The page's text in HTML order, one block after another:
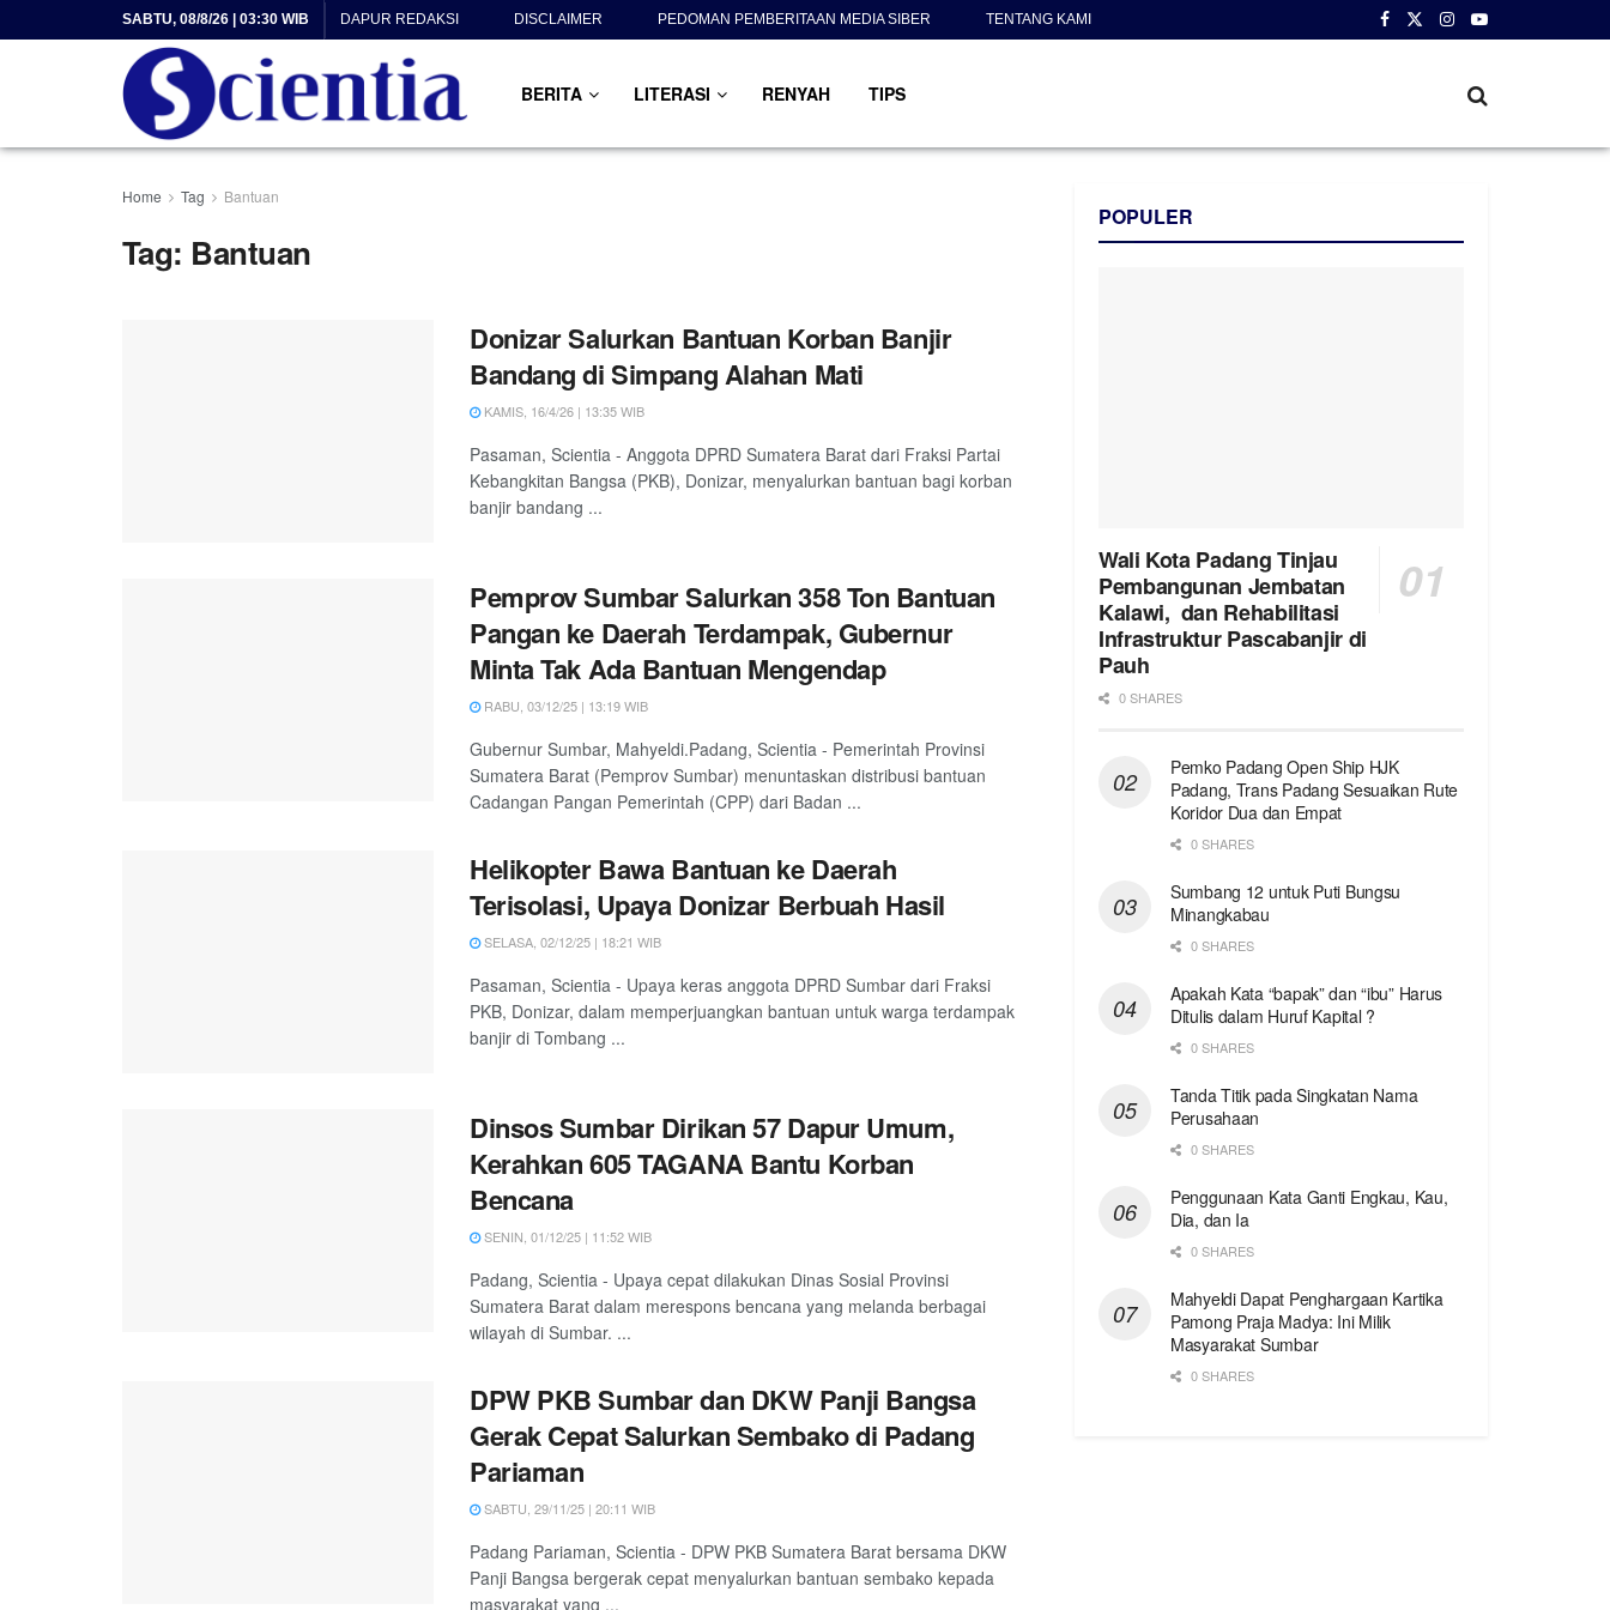
SABTU, 08/8/26 | 03:30 WIB DAPUR REDAKSI DISCLAIMER PEDOMAN PEMBERITAAN MEDIA SIBER TENTANG KAMI
BERITA LITERASI RENYAH TIPS
Home Tag Bantuan
Tag: Bantuan
Donizar Salurkan Bantuan Korban Banjir
Bandang di Simpang Alahan Mati
KAMIS, 16/4/26 | 13:35 WIB
Pasaman, Scientia - Anggota DPRD Sumatera Barat dari Fraksi Partai
Kebangkitan Bangsa (PKB), Donizar, menyalurkan bantuan bagi korban
banjir bandang ...
Pemprov Sumbar Salurkan 358 Ton Bantuan
Pangan ke Daerah Terdampak, Gubernur
Minta Tak Ada Bantuan Mengendap
RABU, 03/12/25 | 13:19 WIB
Gubernur Sumbar, Mahyeldi.Padang, Scientia - Pemerintah Provinsi
Sumatera Barat (Pemprov Sumbar) menuntaskan distribusi bantuan
Cadangan Pangan Pemerintah (CPP) dari Badan ...
Helikopter Bawa Bantuan ke Daerah
Terisolasi, Upaya Donizar Berbuah Hasil
SELASA, 02/12/25 | 18:21 WIB
Pasaman, Scientia - Upaya keras anggota DPRD Sumbar dari Fraksi
PKB, Donizar, dalam memperjuangkan bantuan untuk warga terdampak
banjir di Tombang ...
Dinsos Sumbar Dirikan 57 Dapur Umum,
Kerahkan 605 TAGANA Bantu Korban
Bencana
SENIN, 01/12/25 | 11:52 WIB
Padang, Scientia - Upaya cepat dilakukan Dinas Sosial Provinsi
Sumatera Barat dalam merespons bencana yang melanda berbagai
wilayah di Sumbar. ...
DPW PKB Sumbar dan DKW Panji Bangsa
Gerak Cepat Salurkan Sembako di Padang
Pariaman
SABTU, 29/11/25 | 20:11 WIB
Padang Pariaman, Scientia - DPW PKB Sumatera Barat bersama DKW
Panji Bangsa bergerak cepat menyalurkan bantuan sembako kepada
masyarakat yang ...
POPULER
Wali Kota Padang Tinjau
Pembangunan Jembatan
Kalawi, dan Rehabilitasi
Infrastruktur Pascabanjir di
Pauh
0 SHARES
Pemko Padang Open Ship HJK
Padang, Trans Padang Sesuaikan Rute
Koridor Dua dan Empat
0 SHARES
Sumbang 12 untuk Puti Bungsu
Minangkabau
0 SHARES
Apakah Kata “bapak” dan “ibu” Harus
Ditulis dalam Huruf Kapital ?
0 SHARES
Tanda Titik pada Singkatan Nama
Perusahaan
0 SHARES
Penggunaan Kata Ganti Engkau, Kau,
Dia, dan Ia
0 SHARES
Mahyeldi Dapat Penghargaan Kartika
Pamong Praja Madya: Ini Milik
Masyarakat Sumbar
0 SHARES